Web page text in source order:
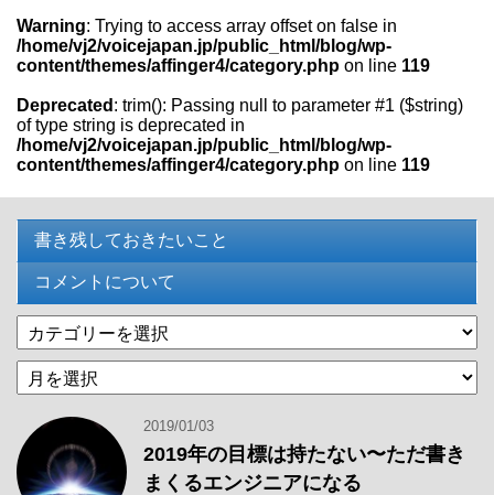
Warning: Trying to access array offset on false in
/home/vj2/voicejapan.jp/public_html/blog/wp-
content/themes/affinger4/category.php on line 119
Deprecated : trim(): Passing null to parameter #1 ($string)
of type string is deprecated in
/home/vj2/voicejapan.jp/public_html/blog/wp-
content/themes/affinger4/category.php on line 119
書き残しておきたいこと
コメントについて
テ
ゴ
リ
過
去
記
事
2019/01/03
2019年の目標は持たない〜ただ書き
まくるエンジニアになる